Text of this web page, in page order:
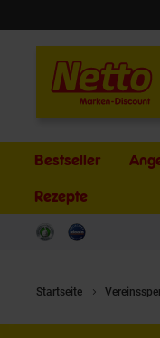
Bestseller
Rezepte
Startseite